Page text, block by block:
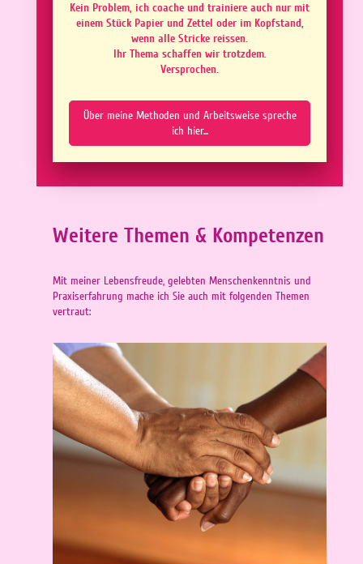
Kein Problem, ich coache und trainiere auch nur mit
einem Stück Papier und Zettel oder im Kopfstand,
wenn alle Stricke reissen.
Ihr Thema schaffen wir trotzdem.
Versprochen.
Über meine Methoden und Arbeitsweise spreche
ich hier...
Weitere Themen & Kompetenzen
Mit meiner Lebensfreude, gelebten Menschenkenntnis und
Praxiserfahrung mache ich Sie auch mit folgenden Themen
vertraut: